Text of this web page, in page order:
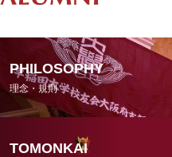
PHILOSOPHY
理念・規則
TOMONKAI